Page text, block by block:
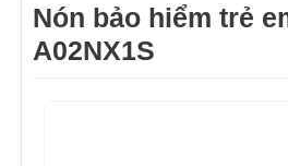
Nón bảo hiểm trẻ
A02NX1S